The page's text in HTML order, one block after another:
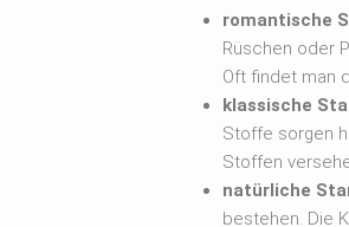
romantische
Rüschen oder
Oft findet man
klassische
Stoffe sorgen
Stoffen
natürliche
bestehen. Die